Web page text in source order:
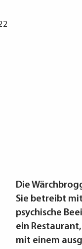
Die
Sie betreibt
psychische
ein
mit einem